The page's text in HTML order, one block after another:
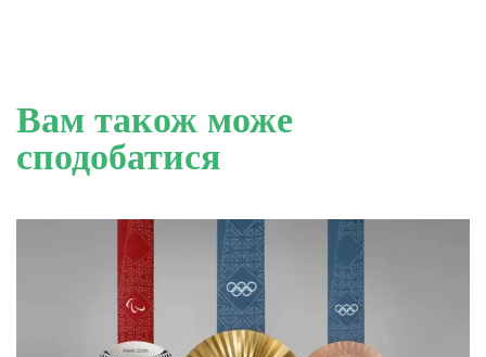
Вам також може
сподобатися